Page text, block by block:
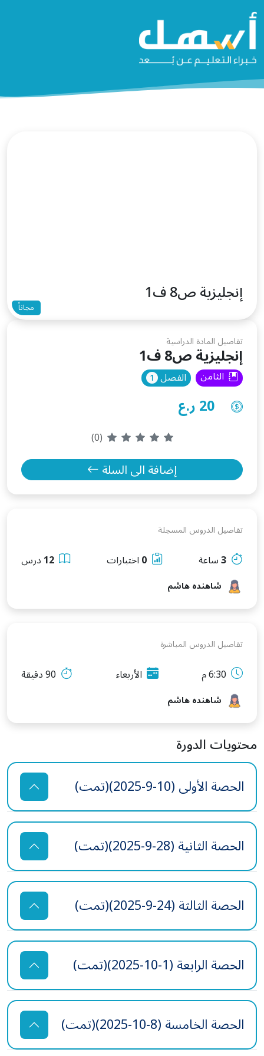
إنجليزية ص8 ف1
مجاناً
تفاصيل المادة الدراسية
إنجليزية ص8 ف1
الثامن الفصل
20 ر.ع
(0)
إضافة الى السلة
تفاصيل الدروس المسجلة
3ساعة 0اختبارات 12درس
شاهنده هاشم
تفاصيل الدروس المباشرة
الأربعاء
شاهنده هاشم
محتويات الدورة
الحصة الأولى (10-9-2025)(تمت)
الحصة الثانية (28-9-2025)(تمت)
الحصة الثالثة (24-9-2025)(تمت)
الحصة الرابعة (1-10-2025)(تمت)
الحصة الخامسة (8-10-2025)(تمت)